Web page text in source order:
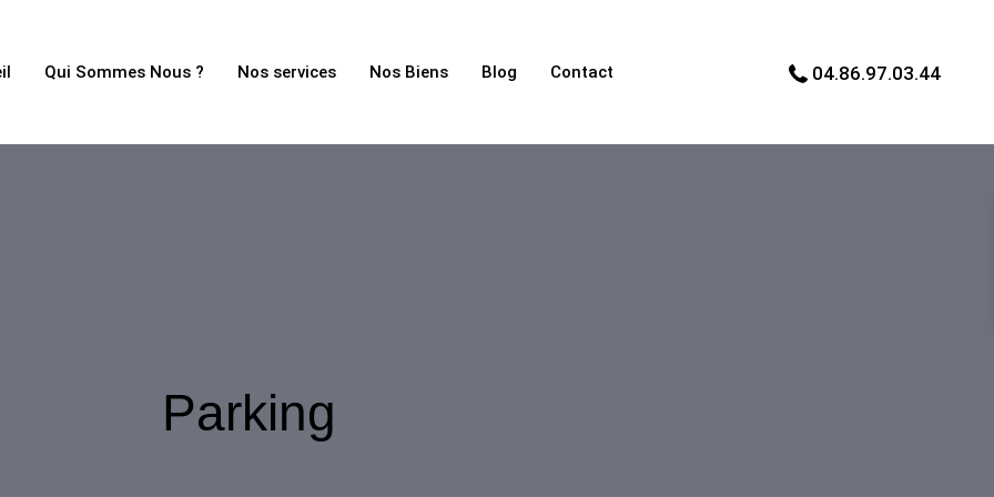
Qui Sommes Nous ? Nos services Nos Biens Blog Contact 04.86.97.03.44
Parking